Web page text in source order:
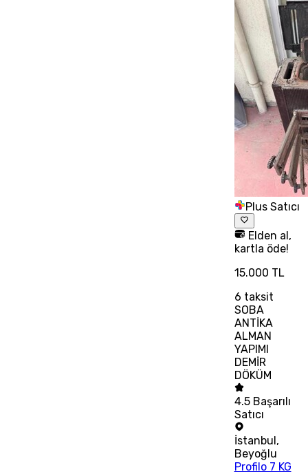
Plus Satıcı
Elden al,
kartla öde!
15.000 TL
6 taksit
SOBA
ANTİKA
ALMAN
YAPIMI
DEMİR
DÖKÜM
4.5 Başarılı
Satıcı
İstanbul,
Beyoğlu
Profilo 7 KG